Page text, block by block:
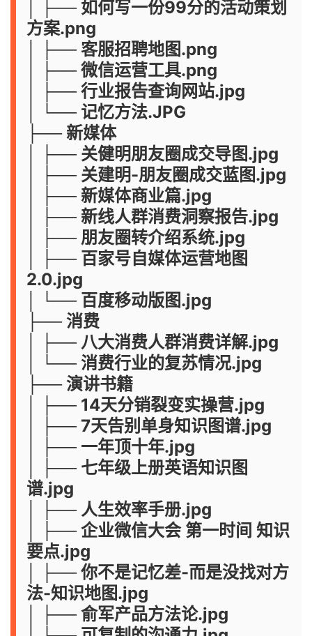
│ ├── 如何写一份99分的活动策划
方案.png
│ ├── 客服招聘地图.png
│ ├── 微信运营工具.png
│ ├── 行业报告查询网站.jpg
│ └── 记忆方法.JPG
├── 新媒体
│ ├── 关健明朋友圈成交导图.jpg
│ ├── 关建明-朋友圈成交蓝图.jpg
│ ├── 新媒体商业篇.jpg
│ ├── 新线人群消费洞察报告.jpg
│ ├── 朋友圈转介绍系统.jpg
│ ├── 百家号自媒体运营地图
2.0.jpg
│ └── 百度移动版图.jpg
├── 消费
│ ├── 八大消费人群消费详解.jpg
│ └── 消费行业的复苏情况.jpg
├── 演讲书籍
│ ├── 14天分销裂变实操营.jpg
│ ├── 7天告别单身知识图谱.jpg
│ ├── 一年顶十年.jpg
│ ├── 七年级上册英语知识图
谱.jpg
│ ├── 人生效率手册.jpg
│ ├── 企业微信大会 第一时间 知识
要点.jpg
│ ├── 你不是记忆差-而是没找对方
法-知识地图.jpg
│ ├── 俞军产品方法论.jpg